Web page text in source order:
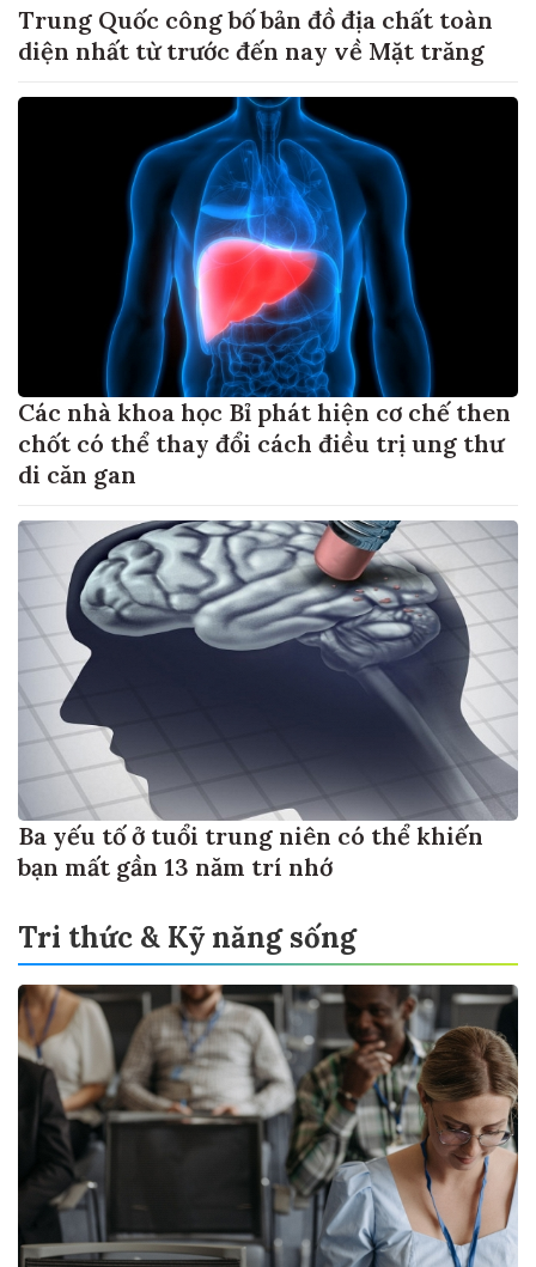
Trung Quốc công bố bản đồ địa chất toàn
diện nhất từ trước đến nay về Mặt trăng
Các nhà khoa học Bỉ phát hiện cơ chế then
chốt có thể thay đổi cách điều trị ung thư
di căn gan
Ba yếu tố ở tuổi trung niên có thể khiến
bạn mất gần 13 năm trí nhớ
Tri thức & Kỹ năng sống